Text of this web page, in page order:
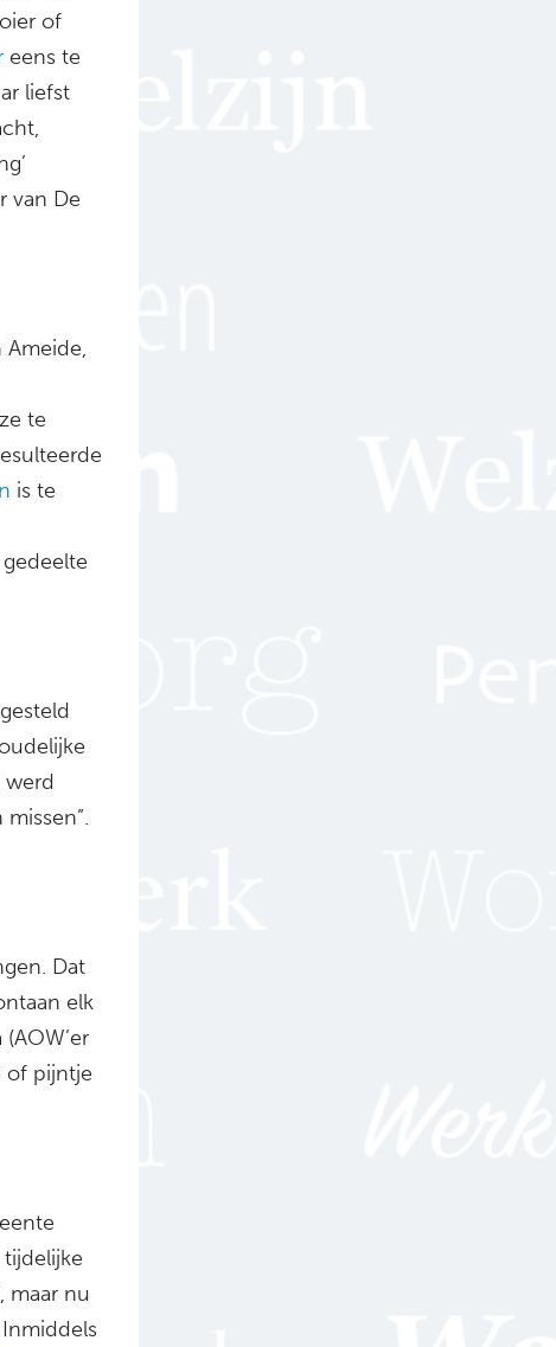
of
eens te
liefst
van De
te
is te
werd
Dat
elk
of pijntje
maar nu
Inmiddels